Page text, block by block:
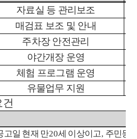
자료실 등 관리보조
매검표 보조 및 안내
주차장 안전관리
야간개장 운영
체험 프로그램 운영
유물업무 지원
건
고일 현재 만20세 이상이고, 주민등